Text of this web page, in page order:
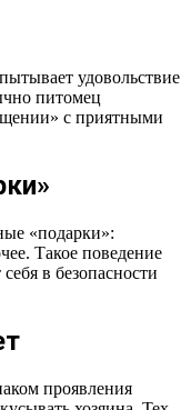
удовольствие
питомец
с приятными
«подарки»:
Такое поведение
в безопасности
проявления